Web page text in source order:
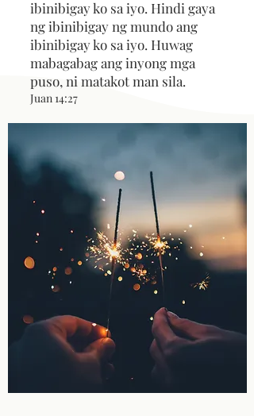
ibinibigay ko sa iyo. Hindi gaya
ng ibinibigay ng mundo ang
ibinibigay ko sa iyo. Huwag
mabagabag ang inyong mga
puso, ni matakot man sila.
Juan 14:27